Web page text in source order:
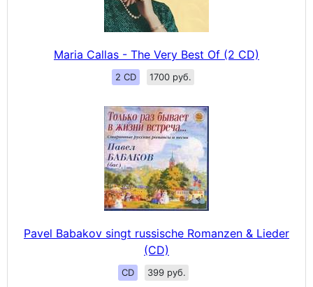
Maria Callas - The Very Best Of (2 CD)
2 CD 1700 руб.
Pavel Babakov singt russische Romanzen & Lieder
(CD)
CD 399 руб.